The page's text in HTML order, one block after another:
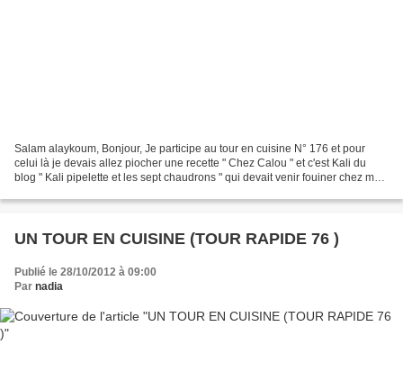
Salam alaykoum, Bonjour, Je participe au tour en cuisine N° 176 et pour
celui là je devais allez piocher une recette " Chez Calou " et c'est Kali du
blog " Kali pipelette et les sept chaudrons " qui devait venir fouiner chez moi .
UN TOUR EN CUISINE (TOUR RAPIDE 76 )
Publié le 28/10/2012 à 09:00
Par nadia